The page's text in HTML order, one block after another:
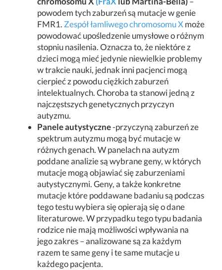
powodem tych zaburzeń są mutacje w genie
FMR1.Zespół łamliwego chromosomu Xmoże
powodować upośledzenie umysłowe o różnym
stopniu nasilenia. Oznacza to, że niektóre z
dzieci mogą mieć jedynie niewielkie problemy
w trakcie nauki, jednak inni pacjenci mogą
cierpieć z powodu ciężkich zaburzeń
intelektualnych. Choroba ta stanowi jedną z
najczęstszych genetycznych przyczyn
autyzmu.
Panele autystyczne-przyczyną zaburzeń ze
spektrum autyzmu mogą być mutacje w
różnych genach. W panelach na autyzm
poddane analizie są wybrane geny, w których
mutacje mogą objawiać się zaburzeniami
autystycznymi. Geny, a także konkretne
mutacje które poddawane badaniu są podczas
tego testu wybiera się opierają się o dane
literaturowe. W przypadku tego typu badania
rodzice nie mają możliwości wpływania na
jego zakres – analizowane są za każdym
razem te same geny i te same mutacje u
każdego pacjenta.